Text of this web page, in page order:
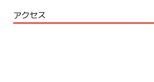
アクセス